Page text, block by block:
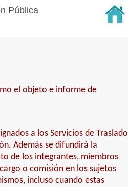
Pública
el objeto e informe de
a los Servicios de Traslado
Además se difundirá la
de los integrantes, miembros
o comisión en los sujetos
incluso cuando estas